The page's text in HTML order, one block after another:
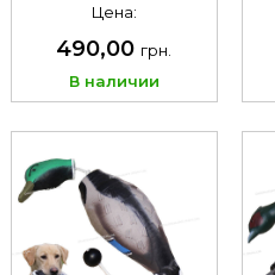
Цена:
490,00 грн.
В наличии